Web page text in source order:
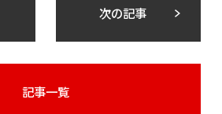
次の記事
記事一覧